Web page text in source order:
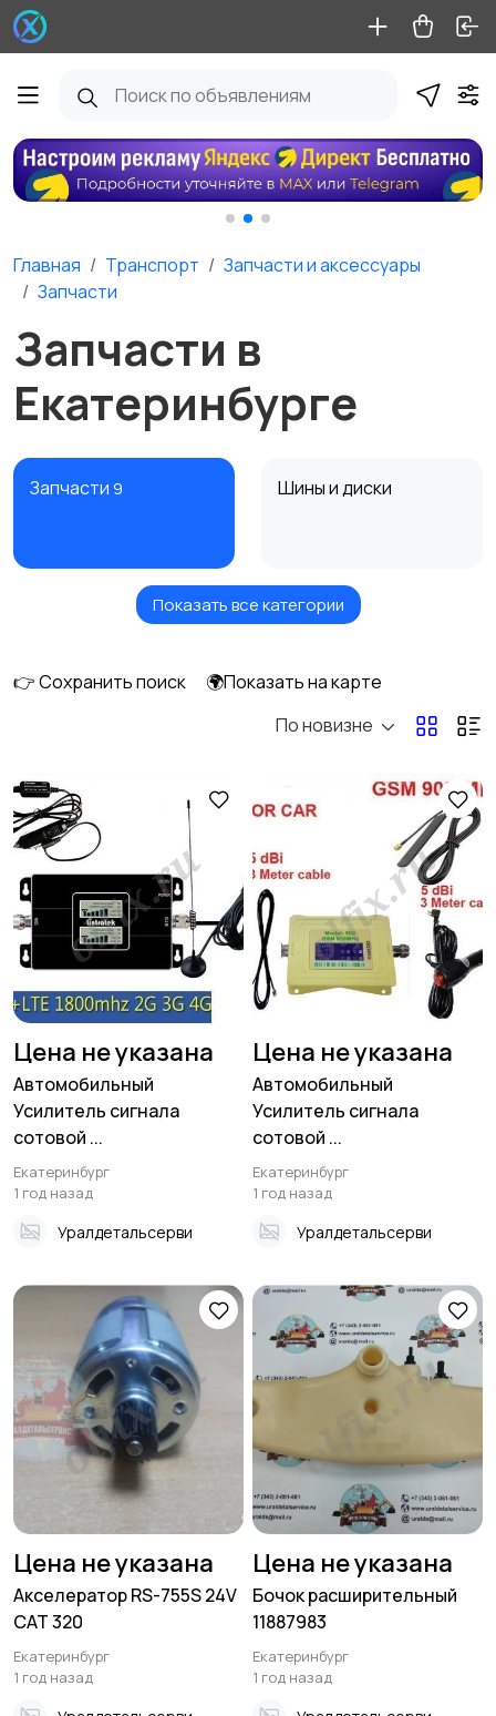
Главная Транспорт
Запчасти и аксессуары
Запчасти
Запчасти в
Екатеринбурге
Запчасти 9 Шины и диски
Масла и автохимия1
Автоэлектроника и
Противоугонные
устройства
Багажные системы и
прицепы
Мотоэкипировка Другое 2845
Показать все категории
👉 Сохранить поиск
🌍Показать на карте
По новизне
Цена не указана
Автомобильный
Усилитель сигнала
сотовой ...
Екатеринбург
1 год назад
Уралдетальсерви
Цена не указана
Автомобильный
Усилитель сигнала
сотовой ...
Екатеринбург
1 год назад
Уралдетальсерви
Цена не указана
Акселератор RS-755S 24V
CAT 320
Екатеринбург
1 год назад
Цена не указана
Бочок расширительный
11887983
Екатеринбург
1 год назад